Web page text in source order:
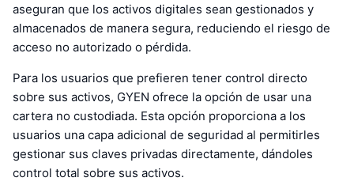
aseguran que los activos digitales sean gestionados y
almacenados de manera segura, reduciendo el riesgo de
acceso no autorizado o pérdida.
Para los usuarios que prefieren tener control directo
sobre sus activos, GYEN ofrece la opción de usar una
cartera no custodiada. Esta opción proporciona a los
usuarios una capa adicional de seguridad al permitirles
gestionar sus claves privadas directamente, dándoles
control total sobre sus activos.